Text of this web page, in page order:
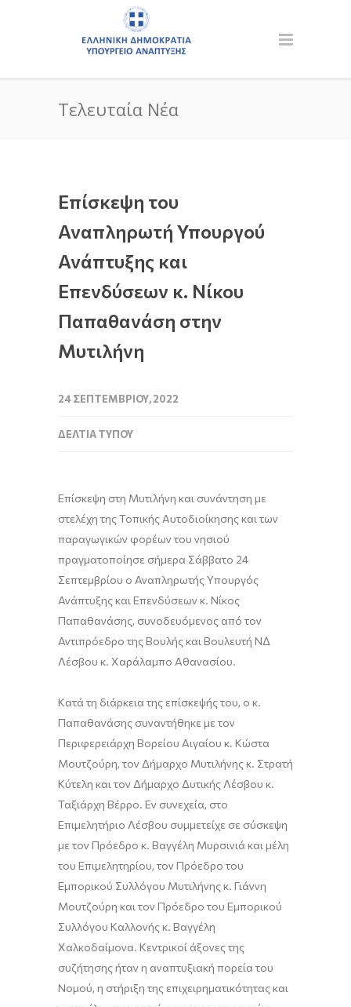
Τελευταία Νέα
Επίσκεψη του
Αναπληρωτή Υπουργού
Ανάπτυξης και
Επενδύσεων κ. Νίκου
Παπαθανάση στην
Μυτιλήνη
24 ΣΕΠΤΕΜΒΡΊΟΥ, 2022
ΔΕΛΤΊΑ ΤΎΠΟΥ
Επίσκεψη στη Μυτιλήνη και συνάντηση με
στελέχη της Τοπικής Αυτοδιοίκησης και των
παραγωγικών φορέων του νησιού
πραγματοποίησε σήμερα Σάββατο 24
Σεπτεμβρίου ο Αναπληρωτής Υπουργός
Ανάπτυξης και Επενδύσεων κ. Νίκος
Παπαθανάσης, συνοδευόμενος από τον
Αντιπρόεδρο της Βουλής και Βουλευτή ΝΔ
Λέσβου κ. Χαράλαμπο Αθανασίου.
Κατά τη διάρκεια της επίσκεψής του, ο κ.
Παπαθανάσης συναντήθηκε με τον
Περιφερειάρχη Βορείου Αιγαίου κ. Κώστα
Μουτζούρη, τον Δήμαρχο Μυτιλήνης κ. Στρατή
Κύτελη και τον Δήμαρχο Δυτικής Λέσβου κ.
Ταξιάρχη Βέρρο. Εν συνεχεία, στο
Επιμελητήριο Λέσβου συμμετείχε σε σύσκεψη
με τον Πρόεδρο κ. Βαγγέλη Μυρσινιά και μέλη
του Επιμελητηρίου, τον Πρόεδρο του
Εμπορικού Συλλόγου Μυτιλήνης κ. Γιάννη
Μουτζούρη και τον Πρόεδρο του Εμπορικού
Συλλόγου Καλλονής κ. Βαγγέλη
Χαλκοδαίμονα. Κεντρικοί άξονες της
συζήτησης ήταν η αναπτυξιακή πορεία του
Νομού, η στήριξη της επιχειρηματικότητας και